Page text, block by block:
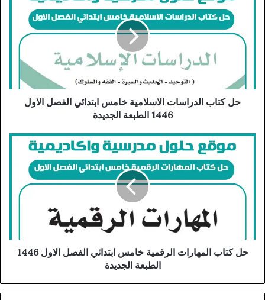
حل كتاب الدراسات الاسلامية خامس ابتدائي الفصل الاول
1446 الطبعة الجديدة
حل كتاب المهارات الرقمية خامس ابتدائي الفصل الاول 1446
الطبعة الجديدة